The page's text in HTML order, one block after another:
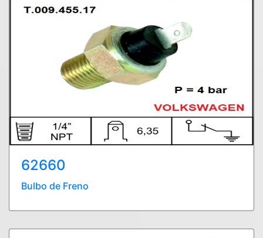
62660
Bulbo de Freno